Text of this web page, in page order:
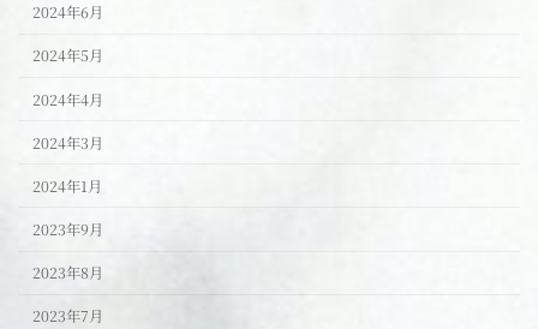
2024年6月
2024年5月
2024年4月
2024年3月
2024年1月
2023年9月
2023年8月
2023年7月